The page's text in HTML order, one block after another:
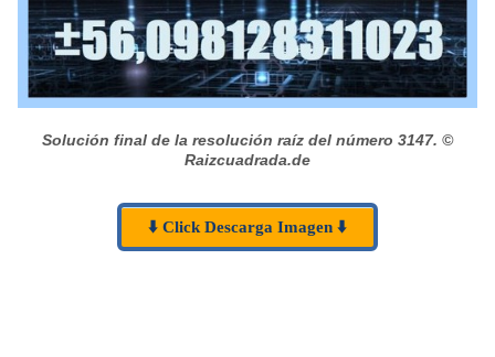
Solución final de la resolución raíz del número 3147. ©
Raizcuadrada.de
⬇️ Click Descarga Imagen ⬇️